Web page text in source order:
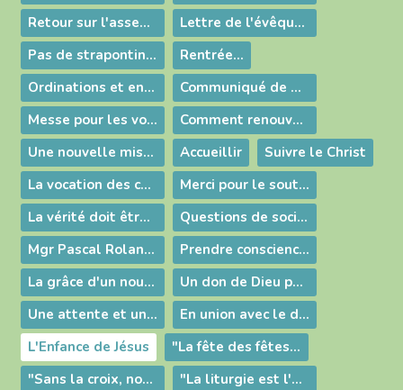
Retour sur l'assemblée plénière de la Conférence des évêques de France à Lourdes.
Lettre de l'évêque aux personnes qu'il va visiter
Pas de strapontins dans le Royaume des Cieux
Rentrée...
Ordinations et engagements au Chemin Neuf
Communiqué de Mgr Roland au sujet du P. Roquette
Messe pour les vocations à Ars
Comment renouveler la foi dans nos paroisses à l'exemple du curé d'Ars ?
Une nouvelle mission...
Accueillir
Suivre le Christ
La vocation des chrétiens : un service rendu à toute l'humanité !
Merci pour le soutien de votre estime fraternelle !
La vérité doit être proclamée
Questions de société : l'espérance pour tous !
Mgr Pascal Roland sur KTO
Prendre conscience de notre mission : l'Evangélisation !
La grâce d'un nouveau pape
Un don de Dieu pour notre temps
Une attente et un combat
En union avec le diocèse de Moulins
L'Enfance de Jésus
"La fête des fêtes, célébration de notre salut"
"Sans la croix, nous ne sommes pas des disciples du Seigneur"
"La liturgie est l'action de Dieu dans notre présent"